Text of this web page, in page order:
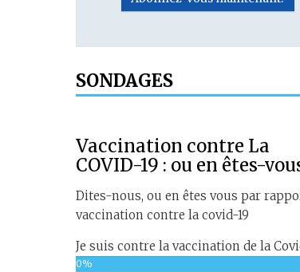
SONDAGES
Vaccination contre La
COVID-19 : ou en êtes-
Dites-nous, ou en êtes vous par
vaccination contre la covid-19
Je suis contre la vaccination de la
0%